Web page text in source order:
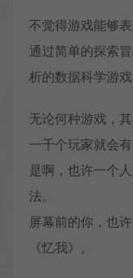
不觉得游戏能够
通过简单的探索
析的数据科学游戏
无论何种游戏，
一千个玩家就会
是啊，也许一个
法。
屏幕前的你，也
《忆我》。